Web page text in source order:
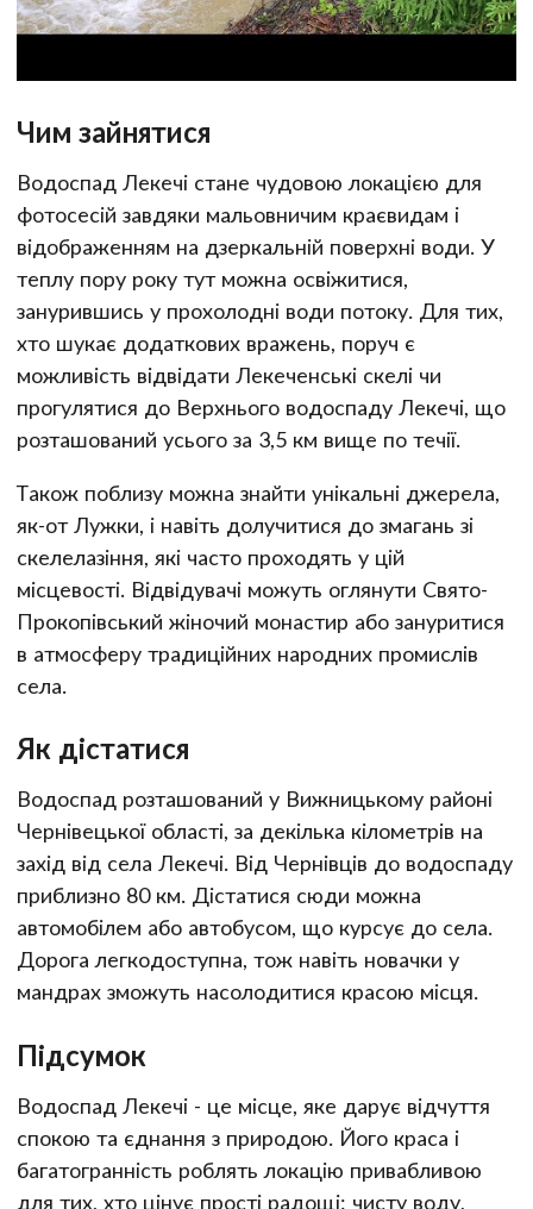
Чим зайнятися
Водоспад Лекечі стане чудовою локацією для
фотосесій завдяки мальовничим краєвидам і
відображенням на дзеркальній поверхні води. У
теплу пору року тут можна освіжитися,
занурившись у прохолодні води потоку. Для тих,
хто шукає додаткових вражень, поруч є
можливість відвідати Лекеченські скелі чи
прогулятися до Верхнього водоспаду Лекечі, що
розташований усього за 3,5 км вище по течії.
Також поблизу можна знайти унікальні джерела,
як-от Лужки, і навіть долучитися до змагань зі
скелелазіння, які часто проходять у цій
місцевості. Відвідувачі можуть оглянути Свято-
Прокопівський жіночий монастир або зануритися
в атмосферу традиційних народних промислів
села.
Як дістатися
Водоспад розташований у Вижницькому районі
Чернівецької області, за декілька кілометрів на
захід від села Лекечі. Від Чернівців до водоспаду
приблизно 80 км. Дістатися сюди можна
автомобілем або автобусом, що курсує до села.
Дорога легкодоступна, тож навіть новачки у
мандрах зможуть насолодитися красою місця.
Підсумок
Водоспад Лекечі - це місце, яке дарує відчуття
спокою та єднання з природою. Його краса і
багатогранність роблять локацію привабливою
для тих, хто цінує прості радощі: чисту воду,